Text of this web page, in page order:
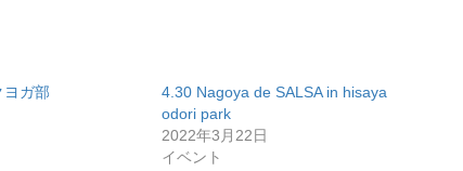
ガ部
4.30 Nagoya de SALSA in hisaya
odori park
2022年3月22日
イベント